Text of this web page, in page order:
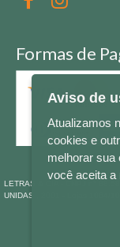
Formas de
LETRAS & CIA - CNPJ n°
UNIDAS , 2001 - Lojas 1064/
Aviso de
Atualizamos
cookies e
melhorar sua
você aceita a